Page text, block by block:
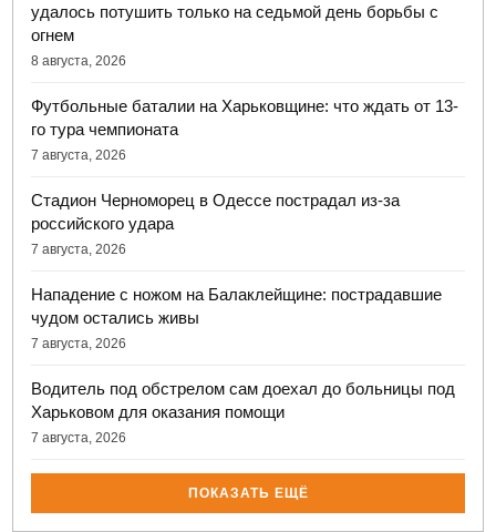
удалось потушить только на седьмой день борьбы с
огнем
8 августа, 2026
Футбольные баталии на Харьковщине: что ждать от 13-
го тура чемпионата
7 августа, 2026
Стадион Черноморец в Одессе пострадал из-за
российского удара
7 августа, 2026
Нападение с ножом на Балаклейщине: пострадавшие
чудом остались живы
7 августа, 2026
Водитель под обстрелом сам доехал до больницы под
Харьковом для оказания помощи
7 августа, 2026
ПОКАЗАТЬ ЕЩЁ